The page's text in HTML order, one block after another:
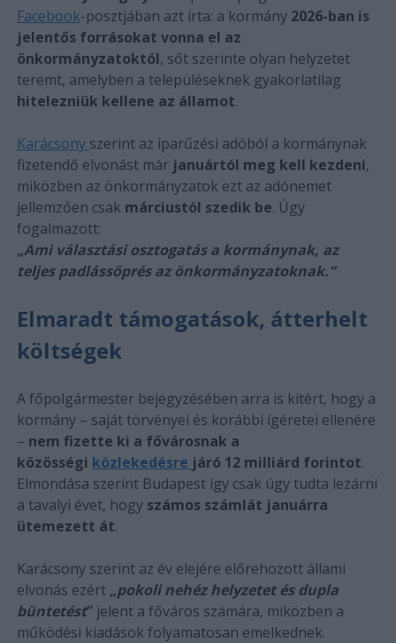
Facebook-posztjában azt írta: a kormány 2026-ban is
jelentős forrásokat vonna el az
önkormányzatoktól, sőt szerinte olyan helyzetet
teremt, amelyben a településeknek gyakorlatilag
hitelezniük kellene az államot.
Karácsony szerint az iparűzési adóból a kormánynak
fizetendő elvonást már januártól meg kell kezdeni,
miközben az önkormányzatok ezt az adónemet
jellemzően csak márciustól szedik be. Úgy
fogalmazott:
„Ami választási osztogatás a kormánynak, az
teljes padlássöprés az önkormányzatoknak.”
Elmaradt támogatások, átterhelt
költségek
A főpolgármester bejegyzésében arra is kitért, hogy a
kormány – saját törvényei és korábbi ígéretei ellenére
– nem fizette ki a fővárosnak a
közösségi közlekedésre járó 12 milliárd forintot.
Elmondása szerint Budapest így csak úgy tudta lezárni
a tavalyi évet, hogy számos számlát januárra
ütemezett át.
Karácsony szerint az év elejére előrehozott állami
elvonás ezért „pokoli nehéz helyzetet és dupla
büntetést”jelent a főváros számára, miközben a
működési kiadások folyamatosan emelkednek.